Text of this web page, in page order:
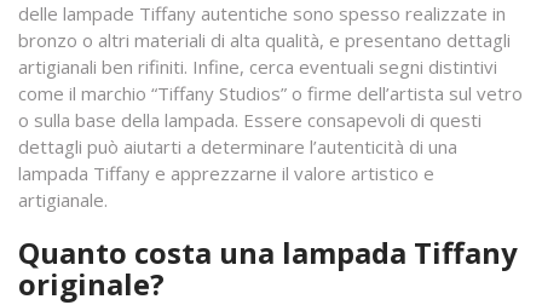
delle lampade Tiffany autentiche sono spesso realizzate in
bronzo o altri materiali di alta qualità, e presentano dettagli
artigianali ben rifiniti. Infine, cerca eventuali segni distintivi
come il marchio “Tiffany Studios” o firme dell’artista sul vetro
o sulla base della lampada. Essere consapevoli di questi
dettagli può aiutarti a determinare l’autenticità di una
lampada Tiffany e apprezzarne il valore artistico e
artigianale.
Quanto costa una lampada Tiffany
originale?